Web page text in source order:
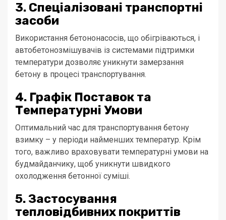
3. Спеціалізовані транспортні
засоби
Використання бетононасосів, що обігріваються, і
автобетонозмішувачів із системами підтримки
температури дозволяє уникнути замерзання
бетону в процесі транспортування.
4. Графік Поставок та
Температурні Умови
Оптимальний час для транспортування бетону
взимку – у періоди найменших температур. Крім
того, важливо враховувати температурні умови на
будмайданчику, щоб уникнути швидкого
охолодження бетонної суміші.
5. Застосування
тепловідбивних покриттів